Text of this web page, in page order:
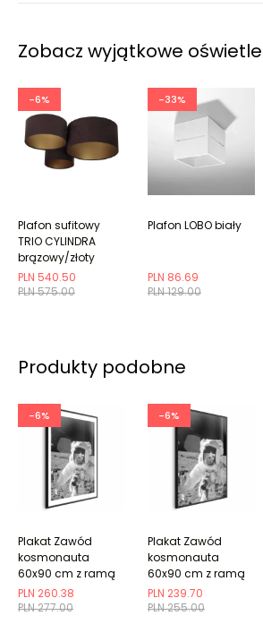
Zobacz wyjątkowe
-6%
PLN 575.00
PLN 540.50
Plafon sufitowy
TRIO CYLINDRA
brązowy/złoty
potrójny
-33%
PLN 129.00
PLN 86.69
Plafon LOBO biały
Produkty podobne
-6%
PLN 277.00
PLN 260.38
Plakat Zawód
kosmonauta
60x90 cm z ramą
czarną z
marginesem
-6%
PLN 255.00
PLN 239.70
Plakat Zawód
kosmonauta
60x90 cm z ramą
czarną bez
marginesu